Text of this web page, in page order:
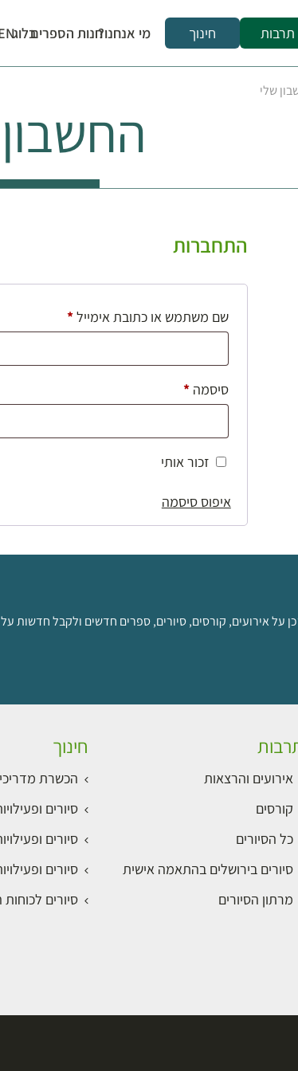
תרבות חינוך מי אנחנו?חנות הספריםבלוג
שלי
התחברות
שם משתמש או כתובת אימייל*חובה
סיסמה*חובה
זכור אותי
איפוס סיסמה
על אירועים, קורסים, סיורים, ספרים חדשים ולקבל חדשות
אירועים והרצאות
קורסים
כל הסיורים
סיורים בירושלים בהתאמה אישית
מרתון הסיורים
חינוך
הכשרת
סיורים
סיורים
סיורים
סיורים לכוחות